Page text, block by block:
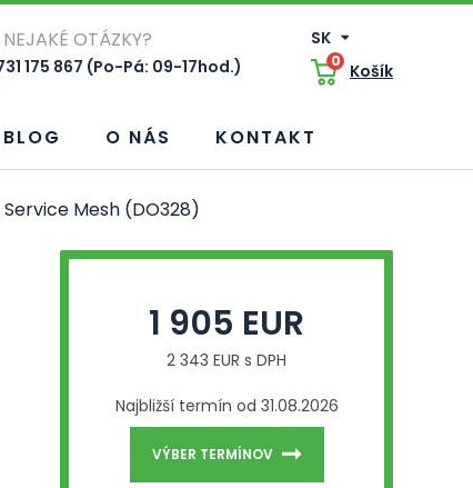
OTÁZKY?
175 867 (Po-Pá: 09-17hod.)
SK
0 Košík
BLOG O NÁS KONTAKT
Mesh (DO328)
1 905 EUR
2 343 EUR s DPH
Najbližší termín od 31.08.2026
VÝBER TERMÍNOV